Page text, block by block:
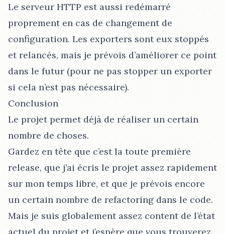
Le serveur HTTP est aussi redémarré
proprement en cas de changement de
configuration. Les exporters sont eux stoppés
et relancés, mais je prévois d’améliorer ce point
dans le futur (pour ne pas stopper un exporter
si cela n’est pas nécessaire).
Conclusion
Le projet permet déjà de réaliser un certain
nombre de choses.
Gardez en tête que c’est la toute première
release, que j’ai écris le projet assez rapidement
sur mon temps libre, et que je prévois encore
un certain nombre de refactoring dans le code.
Mais je suis globalement assez content de l’état
actuel du projet et j’espère que vous trouverez